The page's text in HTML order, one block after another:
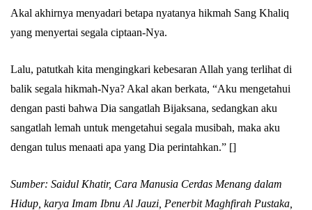
Akal akhirnya menyadari betapa nyatanya hikmah Sang Khaliq
yang menyertai segala ciptaan-Nya.
Lalu, patutkah kita mengingkari kebesaran Allah yang terlihat di
balik segala hikmah-Nya? Akal akan berkata, “Aku mengetahui
dengan pasti bahwa Dia sangatlah Bijaksana, sedangkan aku
sangatlah lemah untuk mengetahui segala musibah, maka aku
dengan tulus menaati apa yang Dia perintahkan.” []
Sumber: Saidul Khatir, Cara Manusia Cerdas Menang dalam
Hidup, karya Imam Ibnu Al Jauzi, Penerbit Maghfirah Pustaka,